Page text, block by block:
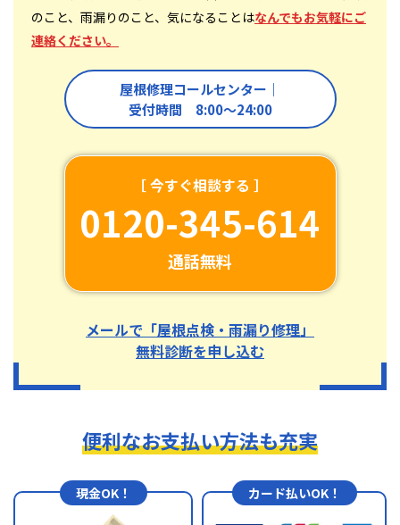
のこと、雨漏りのこと、気になることはなんでもお気軽にご
連絡ください。
屋根修理コールセンター｜
受付時間 8:00〜24:00
［ 今すぐ相談する ］
0120-345-614
通話無料
メールで「屋根点検・雨漏り修理」
無料診断を申し込む
便利なお支払い方法も充実
現金OK！ カード払いOK！